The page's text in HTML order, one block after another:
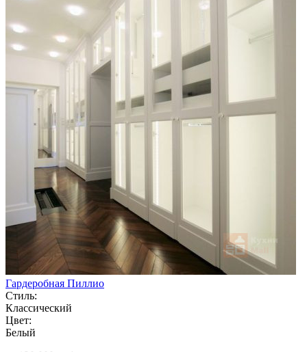
Гардеробная Пиллио
Стиль:
Классический
Цвет:
Белый